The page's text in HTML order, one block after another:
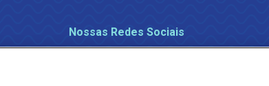
Nossas Redes Sociais